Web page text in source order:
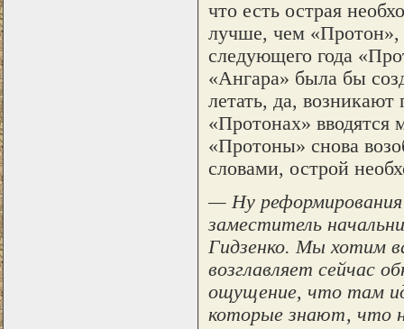
что есть острая
лучше, чем «Протон»,
следующего года
«Ангара» была бы
летать, да,
«Протонах» вводятся
«Протоны» снова
словами, острой
— Ну реформирования
заместитель
Гидзенко. Мы хотим
возглавляет сейчас
ощущение, что там
которые знают, что